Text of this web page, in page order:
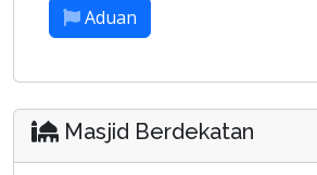
Aduan
Masjid Berdekatan